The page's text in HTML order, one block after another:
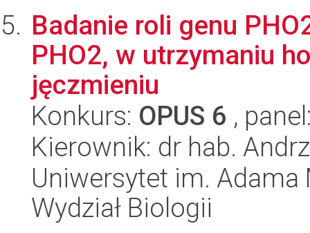
Badanie roli genu
PHO2, w utrzymaniu
jęczmieniu
Konkurs: OPUS 6 ,
Kierownik: dr hab.
Uniwersytet im.
Wydział Biologii